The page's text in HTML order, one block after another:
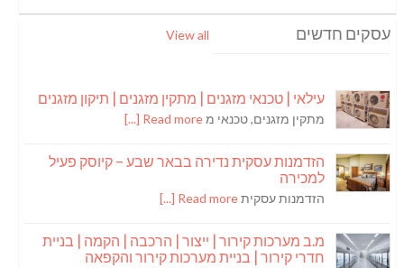
עסקים חדשים View all
עילאי | טכנאי מזגנים | מתקין מזגנים | תיקון מזגנים
מתקין מזגנים, טכנאי מRead more [...]
הזדמנות עסקית נדירה בבאר שבע – קיוסק פעיל
למכירה
הזדמנות עסקיתRead more [...]
מ.ב מערכות קירור | ייצור | הרכבה | הקמה | בניית
חדרי קירור | בניית מערכות קירור והקפאה